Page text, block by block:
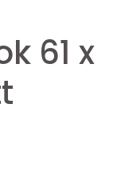
61 x